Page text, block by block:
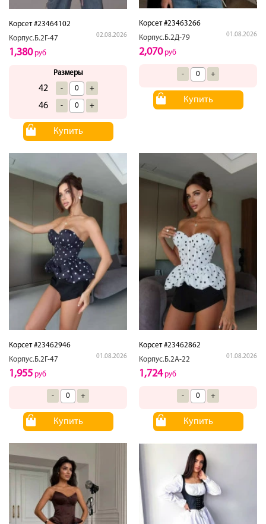
Корсет #23464102
Корпус.Б.2Г-47
02.08.2026
1,380руб
Размеры
42 - +
46 - +
Купить
Корсет #23463266
Корпус.Б.2Д-79
01.08.2026
2,070руб
- +
Купить
Корсет #23462946
Корпус.Б.2Г-47
01.08.2026
1,955 руб
- +
Купить
Корсет #23462862
Корпус.Б.2А-22
01.08.2026
1,724руб
- +
Купить